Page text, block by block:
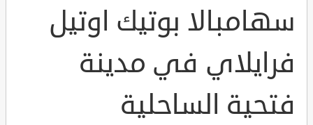
سهامبالا بوتيك اوتيل
فرايلاي في مدينة
فتحية الساحلية